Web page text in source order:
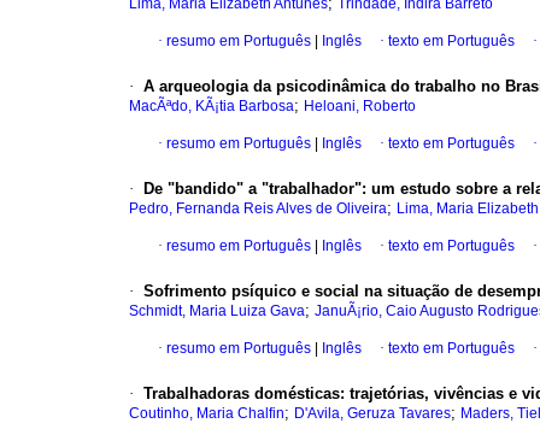
Lima, Maria Elizabeth Antunes Trindade, Indira Barreto
· resumo em Português Inglês · texto em Português ·
· A arqueologia da psicodinâmica do trabalho no
MacÃªdo, KÃ¡tia Barbosa; Heloani, Roberto
· resumo em Português Inglês · texto em Português ·
· De "bandido" a "trabalhador": um estudo sobre a
Pedro, Fernanda Reis Alves de Oliveira; Lima, Maria
· resumo em Português Inglês · texto em Português ·
· Sofrimento psíquico e social na situação de
Schmidt, Maria Luiza Gava; JanuÃ¡rio, Caio Augusto
· resumo em Português Inglês · texto em Português ·
· Trabalhadoras domésticas: trajetórias, vivências e
Coutinho, Maria Chalfin; D'Avila, Geruza Tavares; Maders,